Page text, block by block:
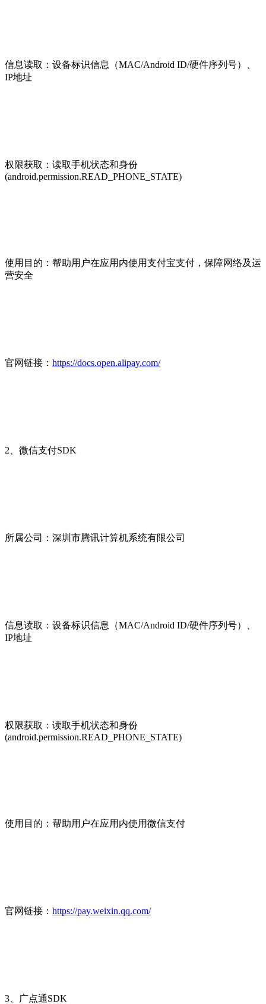
信息读取：设备标识信息（MAC/Android ID/硬件序列号）、
IP地址
权限获取：读取手机状态和身份
(android.permission.READ_PHONE_STATE)
使用目的：帮助用户在应用内使用支付宝支付，保障网络及运
营安全
官网链接： https://docs.open.alipay.com/
2、微信支付SDK
所属公司：深圳市腾讯计算机系统有限公司
信息读取：设备标识信息（MAC/Android ID/硬件序列号）、
IP地址
权限获取：读取手机状态和身份
(android.permission.READ_PHONE_STATE)
使用目的：帮助用户在应用内使用微信支付
官网链接： https://pay.weixin.qq.com/
3、广点通SDK